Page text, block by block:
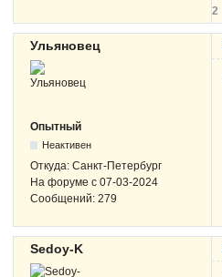
2
Ульяновец
Опытный
Неактивен
Откуда: Санкт-Петербург
На форуме с 07-03-2024
Сообщений: 279
Sedoy-K